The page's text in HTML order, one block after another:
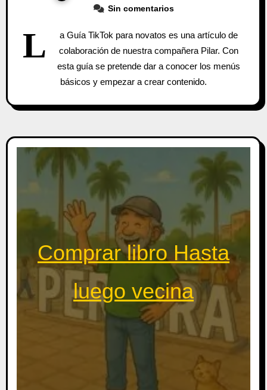
Sin comentarios
L
a Guía TikTok para novatos es una artículo de
colaboración de nuestra compañera Pilar. Con
esta guía se pretende dar a conocer los menús
básicos y empezar a crear contenido.
Comprar libro Hasta
luego vecina